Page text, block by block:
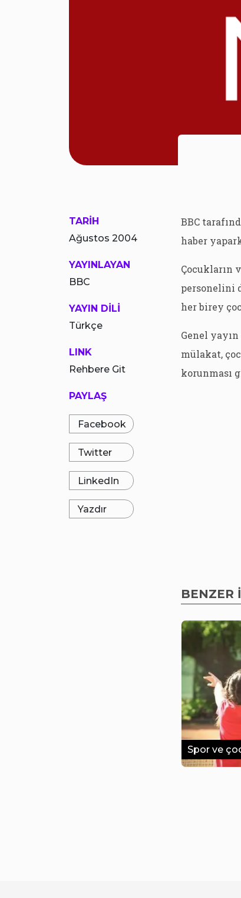
TARİH
Ağustos 2004
YAYINLAYAN
BBC
YAYIN DİLİ
Türkçe
LINK
Rehbere Git
PAYLAŞ
Facebook
Twitter
LinkedIn
Yazdır
BBC
haber
Çocukların
personelini
her birey
Genel
mülakat,
korunması
BENZER
Spor ve